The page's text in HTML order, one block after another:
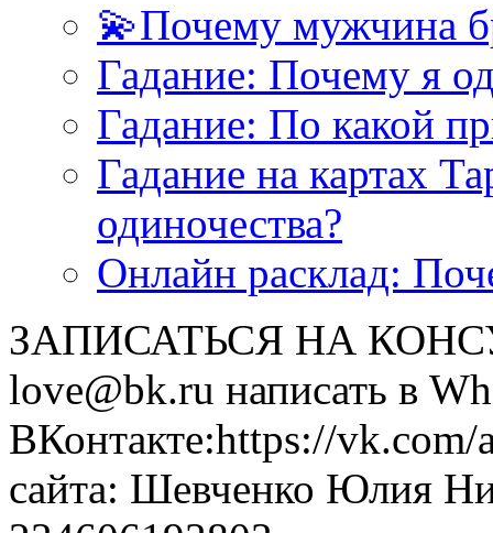
💫Почему мужчина
Гадание: Почему я
Гадание: По какой
Гадание на картах
одиночества?
Онлайн расклад:
ЗАПИСАТЬСЯ НА
love@bk.ru написать в
ВКонтакте:https://
сайта: Шевченко Юлия